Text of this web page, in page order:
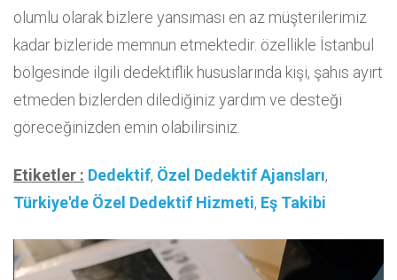
olumlu olarak bizlere yansıması en az müşterilerimiz
kadar bizleride memnun etmektedir. özellikle İstanbul
bölgesinde ilgili dedektiflik hususlarında kişi, şahıs ayırt
etmeden bizlerden dilediğiniz yardım ve desteği
göreceğinizden emin olabilirsiniz.
Etiketler : Dedektif, Özel Dedektif Ajansları,
Türkiye'de Özel Dedektif Hizmeti, Eş Takibi